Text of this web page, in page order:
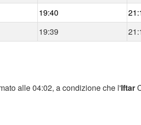
19:40
19:39
alle 04:02, a condizione che l'Iftar